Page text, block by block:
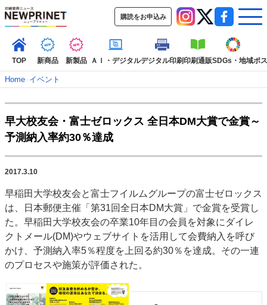
購読をお申込み
TOP 新商品 新製品 ＡＩ・デジタルデジタル印刷印刷通販SDGs・地域ポ
TOP
新着記事 特集記事
インタビュー
コレクション
SDGs・地域
ポストプレス ビジネス イベント 信用情報
業界
市場・統計
人事・移転・異動・訃報
特集記事カテゴリー一覧
2022 見える化・MIS特集
JAPAN PACK 2023 特集
中古印刷機・製本機特集
Home–イベント
早大校友会・富士ゼロックス 全日本DM大賞で金賞～
予測納入率約30％達成
2017.3.10
早稲田大学校友会と富士フイルムグループの富士ゼロックス
は、日本郵便主催「第31回全日本DM大賞」で金賞を受賞し
た。早稲田大学校友会の卒業10年目の会員を対象にダイレ
クトメール(DM)やウェブサイトを活用して会費納入を呼び
かけ、予測納入率5％程度を上回る約30％を達成。その一連
のプロセスや施策が評価された。